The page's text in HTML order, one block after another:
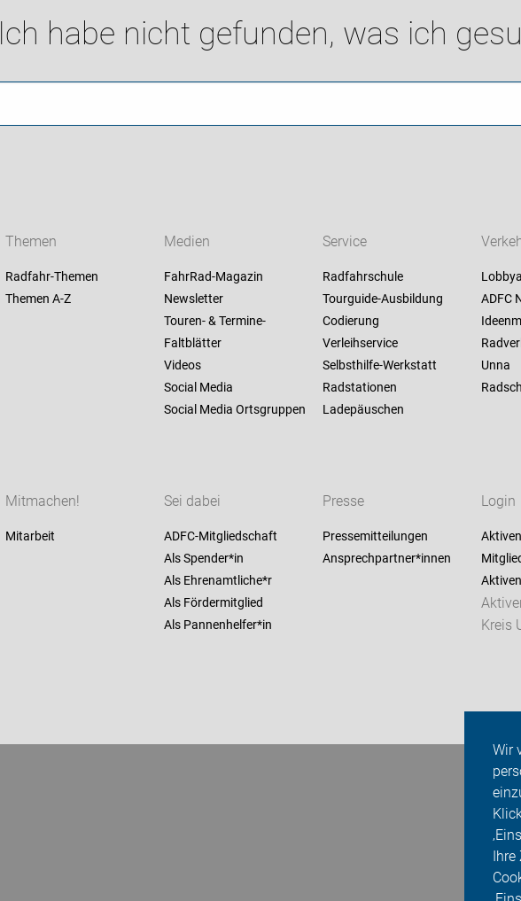
Wir
Ihre
Ich habe nicht gefunden, was ich
Themen
Radfahr-Themen
Themen A-Z
Medien
FahrRad-Magazin
Newsletter
Touren- & Termine-
Faltblätter
Videos
Social Media
Social Media Ortsgruppen
Service
Radfahrschule
Tourguide-Ausbildung
Codierung
Verleihservice
Selbsthilfe-Werkstatt
Radstationen
Ladepäuschen
ADFC
Unna
Mitmachen!
Mitarbeit
Sei dabei
ADFC-Mitgliedschaft
Als Spender*in
Als Ehrenamtliche*r
Als Fördermitglied
Als Pannenhelfer*in
Presse
Pressemitteilungen
Ansprechpartner*innen
Login
Kreis